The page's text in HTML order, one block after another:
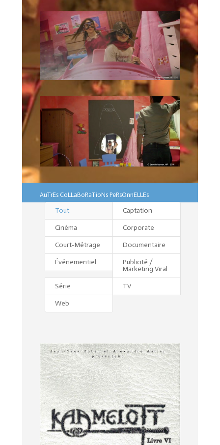
AuTrEs CoLLaBoRaTioNs PeRsOnnELLEs
Tout Captation
Cinéma Corporate
Court-Métrage Documentaire
Événementiel
Publicité /
Marketing Viral
Série TV
Web